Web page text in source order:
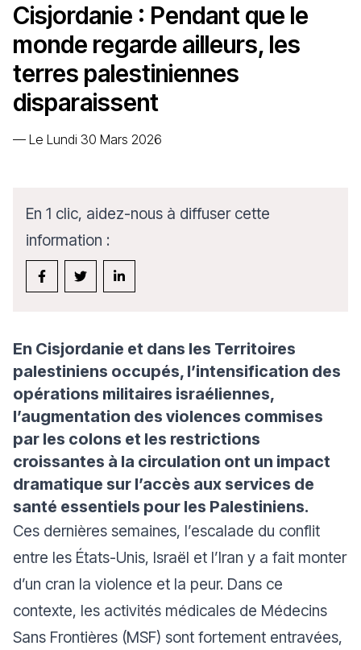
Cisjordanie : Pendant que le
monde regarde ailleurs, les
terres palestiniennes
disparaissent
— Le Lundi 30 Mars 2026
En 1 clic, aidez-nous à diffuser cette
information :
En Cisjordanie et dans les Territoires
palestiniens occupés, l’intensification des
opérations militaires israéliennes,
l’augmentation des violences commises
par les colons et les restrictions
croissantes à la circulation ont un impact
dramatique sur l’accès aux services de
santé essentiels pour les Palestiniens.
Ces dernières semaines, l’escalade du conflit
entre les États-Unis, Israël et l’Iran y a fait monter
d’un cran la violence et la peur. Dans ce
contexte, les activités médicales de Médecins
Sans Frontières (MSF) sont fortement entravées,